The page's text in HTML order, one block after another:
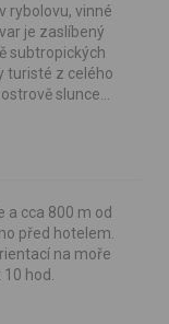
rybolovu, vinné
je zaslíbený
subtropických
turisté z celého
slunce...
a cca 800 m od
před hotelem.
na moře
hod.